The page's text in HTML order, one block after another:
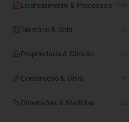
Licenciamento & Processos
Território & Solo
Propriedade & Divisão
Construção & Obra
Dimensões & Medidas